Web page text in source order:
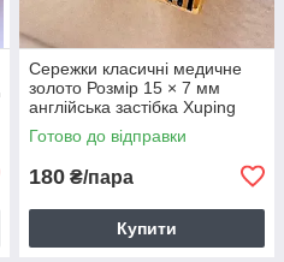
Сережки класичні медичне
золото Розмір 15 × 7 мм
англійська застібка Xuping
6081
Готово до відправки
180 ₴/пара
Купити